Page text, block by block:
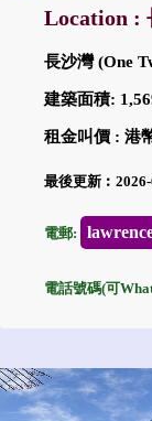
Location :
長沙灣 (One
建築面積:
租金叫價 : 港
最後更新
電郵:
電話號碼(可